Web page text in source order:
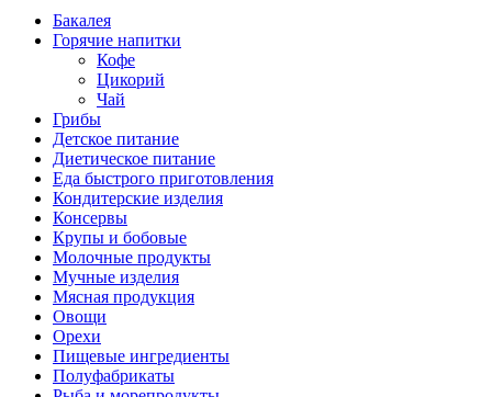
Бакалея
Горячие напитки
Кофе
Цикорий
Чай
Грибы
Детское питание
Диетическое питание
Еда быстрого приготовления
Кондитерские изделия
Консервы
Крупы и бобовые
Молочные продукты
Мучные изделия
Мясная продукция
Овощи
Орехи
Пищевые ингредиенты
Полуфабрикаты